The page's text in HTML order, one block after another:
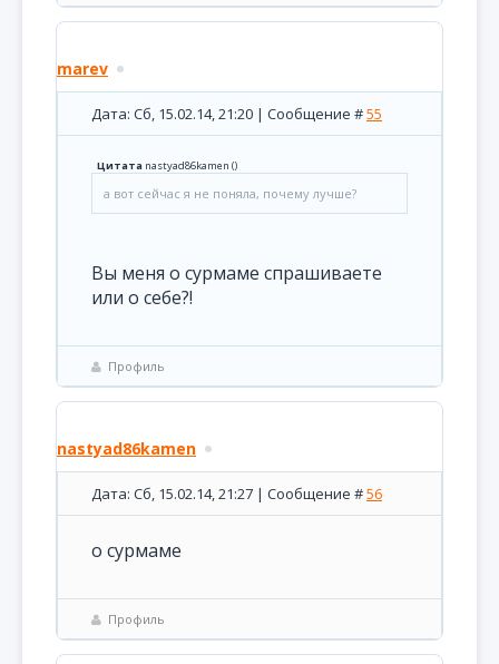
marev
Дата: Сб, 15.02.14, 21:20 | Сообщение #55
Цитата nastyad86kamen ()
а вот сейчас я не поняла, почему лучше?
Вы меня о сурмаме спрашиваете
или о себе?!
Профиль
nastyad86kamen
Дата: Сб, 15.02.14, 21:27 | Сообщение #56
о сурмаме
Профиль